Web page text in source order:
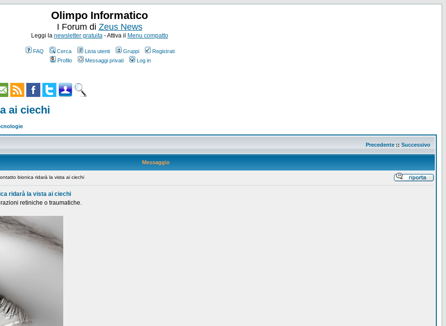
Olimpo Informatico
I Forum di Zeus News
Leggi la newsletter gratuita- Attiva il Menu compatto
FAQ Cerca Lista utenti Gruppi
Registrati
Profilo
Messaggi privati Log in
ai ciechi
Precedente :: Successivo
Messaggio
bionica ridarà la vista ai ciechi
ridarà la vista ai ciechi
retiniche o traumatiche.